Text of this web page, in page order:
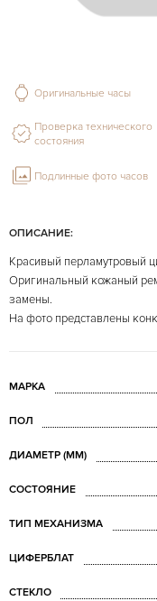
ОПИСАНИЕ:
Красивый перламутровый
Оригинальный кожаный
замены.
На фото представлены
МАРКА
ПОЛ
ДИАМЕТР (MM)
СОСТОЯНИЕ
ТИП МЕХАНИЗМА
ЦИФЕРБЛАТ
СТЕКЛО
Оригинальные часы
Проверка технического
состояния
Подлинные фото часов